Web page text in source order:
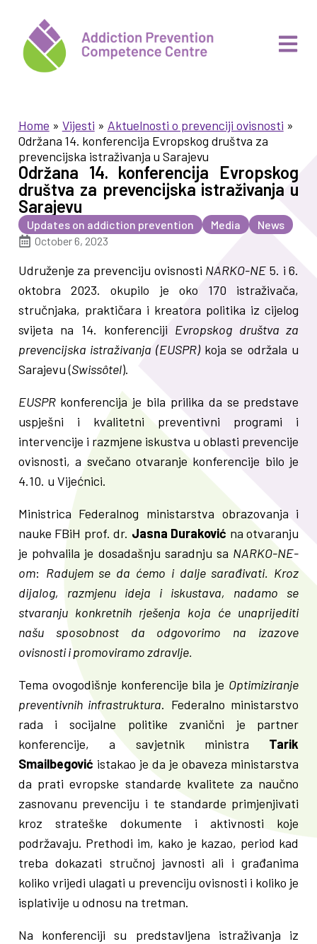
Home » Vijesti » Aktuelnosti o prevenciji ovisnosti »
Održana 14. konferencija Evropskog društva za
prevencijska istraživanja u Sarajevu
Održana 14. konferencija Evropskog
društva za prevencijska istraživanja u
Sarajevu
Updates on addiction prevention Media
News
October 6, 2023
Udruženje za prevenciju ovisnosti NARKO-NE 5. i 6.
oktobra 2023. okupilo je oko 170 istraživača,
stručnjaka, praktičara i kreatora politika iz cijelog
svijeta na 14. konferenciji Evropskog društva za
prevencijska istraživanja (EUSPR) koja se održala u
Sarajevu (Swissôtel).
EUSPRkonferencija je bila prilika da se predstave
uspješni i kvalitetni preventivni programi i
intervencije i razmjene iskustva u oblasti prevencije
ovisnosti, a svečano otvaranje konferencije bilo je
4.10. u Vijećnici.
Ministrica Federalnog ministarstva obrazovanja i
nauke FBiH prof. dr. Jasna Duraković na otvaranju
je pohvalila je dosadašnju saradnju sa NARKO-NE-
om: Radujem se da ćemo i dalje sarađivati. Kroz
dijalog, razmjenu ideja i iskustava, nadamo se
stvaranju konkretnih rješenja koja će unaprijediti
našu sposobnost da odgovorimo na izazove
ovisnosti i promoviramo zdravlje.
Tema ovogodišnje konferencije bila je Optimiziranje
preventivnih infrastruktura. Federalno ministarstvo
rada i socijalne politike zvanični je partner
konferencije, a savjetnik ministra Tarik
Smailbegović istakao je da je obaveza ministarstva
da prati evropske standarde kvalitete za naučno
zasnovanu prevenciju i te standarde primjenjivati
kroz strateške dokumente i aktivnosti koje
podržavaju. Prethodi im, kako je kazao, period kad
treba dokazati stručnoj javnosti ali i građanima
koliko vrijedi ulagati u prevenciju ovisnosti i koliko je
isplativije u odnosu na tretman.
Na konferenciji su predstavljena istraživanja iz